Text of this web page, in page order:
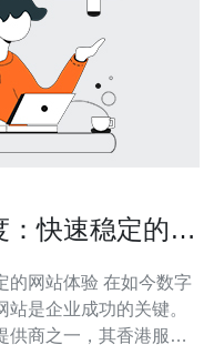
快速稳定的网
验 在如今数字
是企业成功的关键。
供商之一，其香港服务